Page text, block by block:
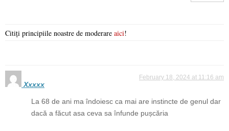
Citiți principiile noastre de moderare aici!
Xxxxx
February 18, 2024 at 11:16 am
La 68 de ani ma îndoiesc ca mai are instincte de genul dar
dacă a făcut asa ceva sa înfunde pușcăria